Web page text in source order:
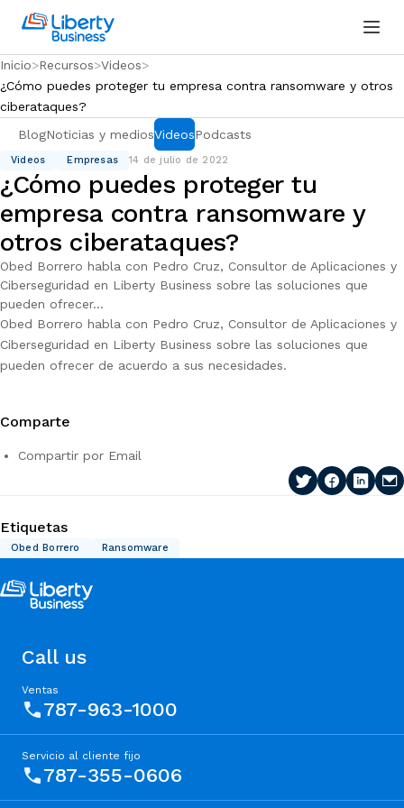
Inicio Recursos Videos
¿Cómo puedes proteger tu empresa contra ransomware y otros
ciberataques?
BlogNoticias y mediosVideosPodcasts
Videos Empresas 14 de julio de 2022
¿Cómo puedes proteger tu
empresa contra ransomware y
otros ciberataques?
Obed Borrero habla con Pedro Cruz, Consultor de Aplicaciones y
Ciberseguridad en Liberty Business sobre las soluciones que
pueden ofrecer...
Obed Borrero habla con Pedro Cruz, Consultor de Aplicaciones y
Ciberseguridad en Liberty Business sobre las soluciones que
pueden ofrecer de acuerdo a sus necesidades.
Comparte
Compartir por Email
Etiquetas
Obed Borrero Ransomware
Call us
Ventas
787-963-1000
Servicio al cliente fijo
787-355-0606